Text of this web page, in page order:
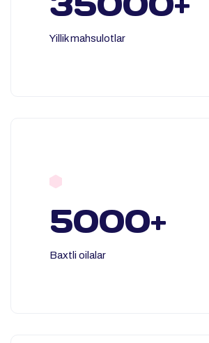
Yillik mahsulotlar
5000+
Baxtli oilalar